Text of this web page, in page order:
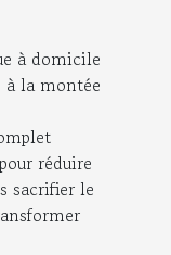
à domicile
à la montée
réduire
sacrifier le